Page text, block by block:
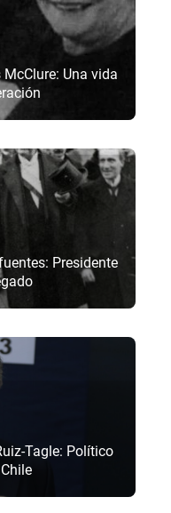
Una vida
Presidente
Tagle: Político